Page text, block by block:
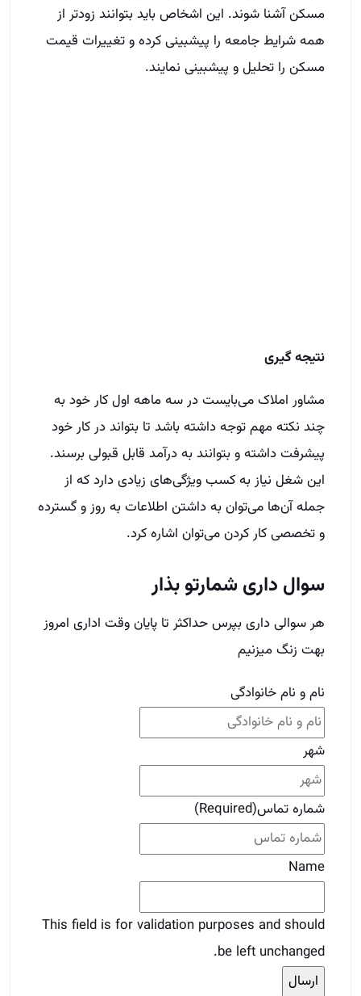
مسکن آشنا شوند. این اشخاص باید بتوانند زودتر از
همه شرایط جامعه را پیشبینی کرده و تغییرات قیمت
مسکن را تحلیل و پیشبینی نمایند.
و تخصصی کار کردن می‌توان اشاره کرد.
سوال داری شمارتو بذار
هر سوالی داری بپرس حداکثر تا پایان وقت اداری امروز
بهت زنگ میزنیم
نام و نام خانوادگی
شهر
شماره تماس(Required)
Name
This field is for validation purposes and should
be left unchanged.
برای دوستات بفرست
قبلیقبلیچگونه در املاک کفی کار کنیم؟
بعدیسیستم سازی صحیح در املاکبعدی